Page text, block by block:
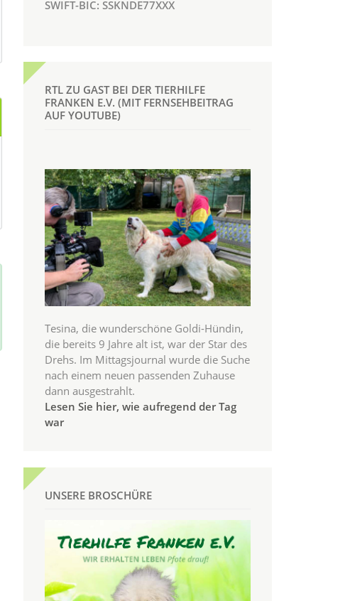
SWIFT-BIC: SSKNDE77XXX
RTL ZU GAST BEI DER TIERHILFE
FRANKEN E.V. (MIT FERNSEHBEITRAG
AUF YOUTUBE)
Tesina, die wunderschöne Goldi-Hündin,
die bereits 9 Jahre alt ist, war der Star des
Drehs. Im Mittagsjournal wurde die Suche
nach einem neuen passenden Zuhause
dann ausgestrahlt.
Lesen Sie hier, wie aufregend der Tag
war
UNSERE BROSCHÜRE